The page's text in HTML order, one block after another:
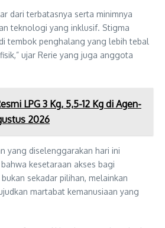
dari terbatasnya serta minimnya
teknologi yang inklusif. Stigma
tembok penghalang yang lebih tebal
ujar Rerie yang juga anggota
LPG 3 Kg, 5,5-12 Kg di Agen-
2026
yang diselenggarakan hari ini
kesetaraan akses bagi
sekadar pilihan, melainkan
martabat kemanusiaan yang